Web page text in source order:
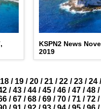
KSPN2 News
2019
18 / 19 / 20 / 21 / 22 / 23 / 24 /
/ 43 / 44 / 45 / 46 / 47 / 48 /
/ 67 / 68 / 69 / 70 / 71 / 72 /